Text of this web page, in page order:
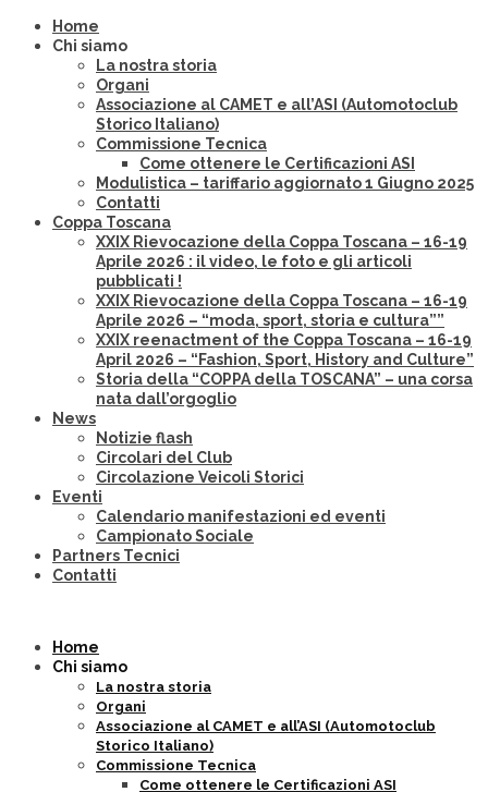
Home
Chi siamo
La nostra storia
Organi
Associazione al CAMET e all’ASI (Automotoclub
Storico Italiano)
Commissione Tecnica
Come ottenere le Certificazioni ASI
Modulistica – tariffario aggiornato 1 Giugno 2025
Contatti
Coppa Toscana
XXIX Rievocazione della Coppa Toscana – 16-19
Aprile 2026 : il video, le foto e gli articoli
pubblicati !
XXIX Rievocazione della Coppa Toscana – 16-19
Aprile 2026 – “moda, sport, storia e cultura””
XXIX reenactment of the Coppa Toscana – 16-19
April 2026 – “Fashion, Sport, History and Culture”
Storia della “COPPA della TOSCANA” – una corsa
nata dall’orgoglio
News
Notizie flash
Circolari del Club
Circolazione Veicoli Storici
Eventi
Calendario manifestazioni ed eventi
Campionato Sociale
Partners Tecnici
Contatti
Home
Chi siamo
La nostra storia
Organi
Associazione al CAMET e all’ASI (Automotoclub
Storico Italiano)
Commissione Tecnica
Come ottenere le Certificazioni ASI